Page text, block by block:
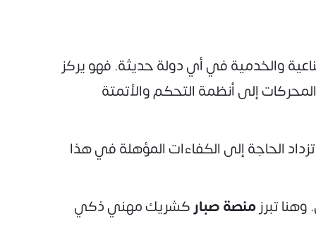
والخدمية في أي دولة حديثة. فهو يركز
إلى أنظمة التحكم والأتمتة
الصناعي الكبير، والمشاريع الضخمة في مجالات الطاقة، والنقل، والتصنيع ضمن رؤية 2030، تزداد الحاجة إلى الكفاءات المؤهلة في هذا
تبرزمنصة صباركشريك مهني ذكي